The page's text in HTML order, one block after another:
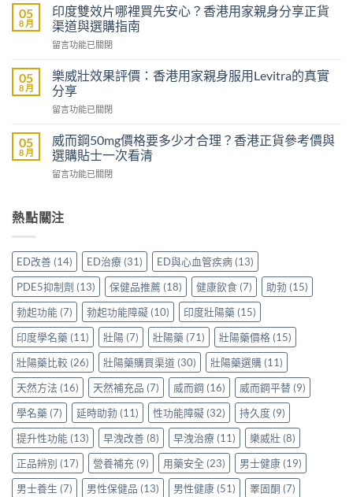
評
價：
雙
效
勃
加
時
方，
香
港
真
實
用
心
得〉
中
學
名
藥
邊
好？
一
文
比
Sidegra、
VI[DK]
保
鑽〉
05
8 月
印度雙效片哪裡買先安心？香港用家親身分享正貨
渠道與選購指南
在
度
雙
效
片
裡
買
先
安
港
親
身
分
享
正
貨
渠
道
與
選
購
指
南〉
中
留言功能已關閉
05
8 月
樂威壯效果評價：香港用家親身服用Levitra的真實
分享
在
威
壯
效
果
香
家
親
身
服
用
Levitra
的
真
實
分
享〉
中
留言功能已關閉
05
8 月
威而鋼50mg價格要多少才合理？香港正貨參考價與
選購貼士一次看清
在
鋼
50mg
格
要
多
少
才
合
理？
香
港
正
貨
參
考
價
與
選
購
貼
士
留言功能已關閉
熱點關注
ED改善 (14) ED治療 (31) ED與心血管疾病 (13)
PDE5抑制劑 (13) 保健品推薦 (18) 健康飲食 (7) 助勃 (15)
勃起功能 (7) 勃起功能障礙 (10) 印度壯陽藥 (15)
印度學名藥 (11) 壯陽 (7) 壯陽藥 (71) 壯陽藥價格 (15)
壯陽藥比較 (26) 壯陽藥購買渠道 (30) 壯陽藥選購 (11)
天然方法 (16) 天然補充品 (7) 威而鋼 (16) 威而鋼平替 (9)
學名藥 (7) 延時助勃 (11) 性功能障礙 (32) 持久度 (9)
提升性功能 (13) 早洩改善 (8) 早洩治療 (11) 樂威壯 (8)
正品辨別 (17) 營養補充 (9) 用藥安全 (23) 男士健康 (19)
男士養生 (7) 男性保健品 (13) 男性健康 (51) 睪固酮 (7)